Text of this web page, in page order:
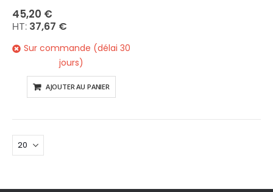
45,20 €
37,67 €
Sur commande (délai 30
jours)
AJOUTER AU PANIER